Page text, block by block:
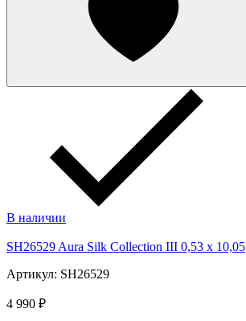
В наличии
SH26529 Aura Silk Collection III 0,53 x 10,05
Артикул: SH26529
4 990 ₽